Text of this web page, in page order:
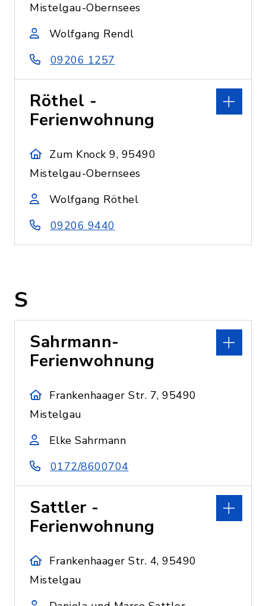
Mistelgau-Obernsees
Wolfgang Rendl
09206 1257
Röthel -
Ferienwohnung
Zum Knock 9, 95490
Mistelgau-Obernsees
Wolfgang Röthel
09206 9440
S
Sahrmann-
Ferienwohnung
Frankenhaager Str. 7, 95490
Mistelgau
Elke Sahrmann
0172/8600704
Sattler -
Ferienwohnung
Frankenhaager Str. 4, 95490
Mistelgau